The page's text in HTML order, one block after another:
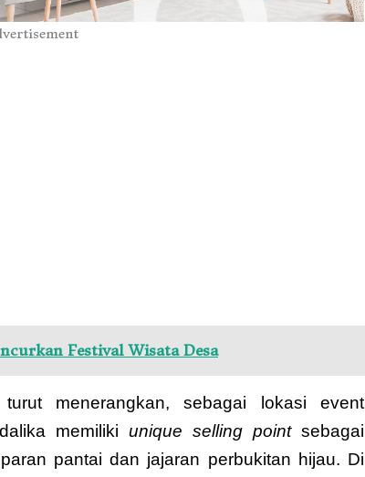
Festival Wisata Desa
menerangkan, sebagai lokasi event
memiliki unique selling pointsebagai
pantai dan jajaran perbukitan hijau. Di